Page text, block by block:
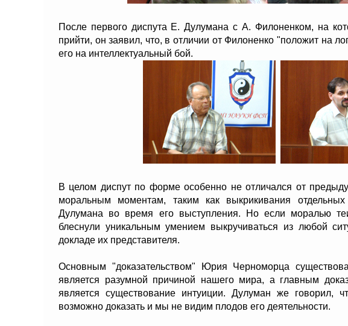
После первого диспута Е. Дулумана с А. Филоненком, на
прийти, он заявил, что, в отличии от Филоненко "положит на
его на интеллектуальный бой.
В целом диспут по форме особенно не отличался от
моральным моментам, таким как выкрикивания
Дулумана во время его выступления. Но если моралью
блеснули уникальным умением выкручиваться из любой
докладе их представителя.
Основным "доказательством" Юрия Черноморца
является разумной причиной нашего мира, а главным
является существование интуиции. Дулуман же говорил,
возможно доказать и мы не видим плодов его деятельности.